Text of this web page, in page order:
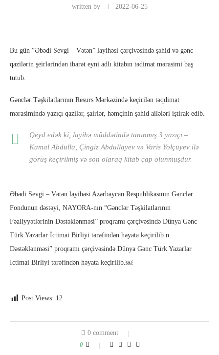
written by 2022-06-25
Bu gün “Əbədi Sevgi – Vətən” layihəsi çərçivəsində şəhid və gənc
qazilərin şeirlərindən ibarət eyni adlı kitabın tədimat mərasimi baş
tutub.
Gənclər Təşkilatlarının Resurs Mərkəzində keçirilən təqdimat
mərasimində yazıçı qazilər, şairlər, həmçinin şəhid ailələri iştirak edib.
Qeyd edək ki, layihə müddətində tanınmış 3 yazıçı –
Kamal Abdulla, Çingiz Abdullayev və Varis Yolçuyev ilə
görüş keçirilmiş və son olaraq kitab çap olunmuşdur.
Əbədi Sevgi – Vətən layihəsi Azərbaycan Respublikasının Gənclər
Fondunun dəstəyi, NAYORA-nın “Gənclər Təşkilatlarının
Fəaliyyətlərinin Dəstəklənməsi” proqramı çərçivəsində Dünya Gənc
Türk Yazarlar İctimai Birliyi tərəfindən həyata keçirilib.n
Dəstəklənməsi” proqramı çərçivəsində Dünya Gənc Türk Yazarlar
İctimai Birliyi tərəfindən həyata keçirilib.￼
Post Views: 12
0 comment
0